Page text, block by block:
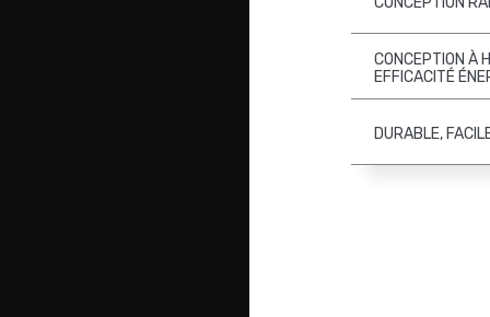
CONCEPTION À
EFFICACITÉ
DURABLE,